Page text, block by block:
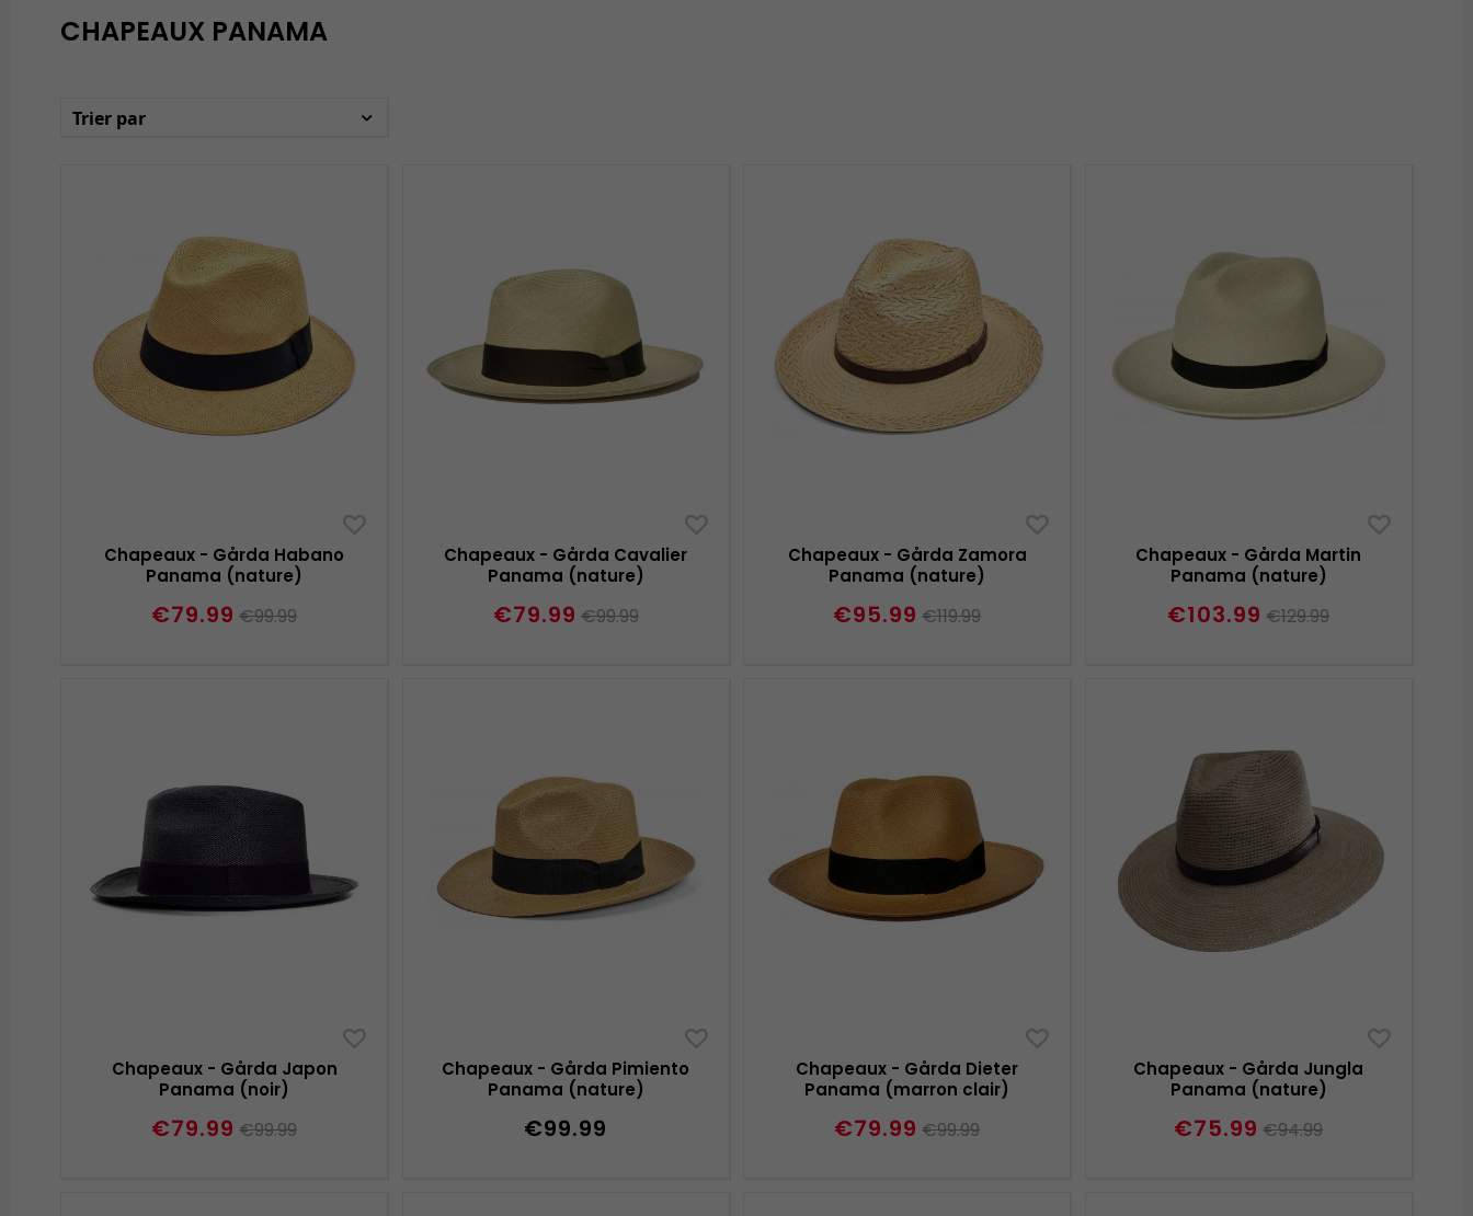
CHAPEAUX PANAMA
Trier par
Chapeaux - Gårda Habano
Panama (nature)
€79.99 €99.99
Chapeaux - Gårda Cavalier
Panama (nature)
€79.99 €99.99
Chapeaux - Gårda Zamora
Panama (nature)
€95.99 €119.99
Chapeaux - Gårda Martin
Panama (nature)
€103.99 €129.99
Chapeaux - Gårda Japon
Panama (noir)
€79.99 €99.99
Chapeaux - Gårda Pimiento
Panama (nature)
€99.99
Chapeaux - Gårda Dieter
Panama (marron clair)
€79.99 €99.99
Chapeaux - Gårda Jungla
Panama (nature)
€75.99 €94.99